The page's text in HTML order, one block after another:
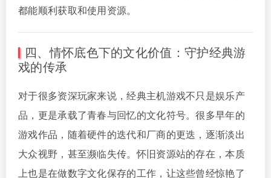
都能顺利获取和使用资源。
四、情怀底色下的文化价值：守护经典游
戏的传承
对于很多资深玩家来说，经典主机游戏不只是娱乐产
品，更是承载了青春与回忆的文化符号。很多早年的
游戏作品，随着硬件的迭代和厂商的更迭，逐渐淡出
大众视野，甚至濒临失传。怀旧资源站的存在，本质
上也是在做数字文化保存的工作，让这些曾经惊艳了